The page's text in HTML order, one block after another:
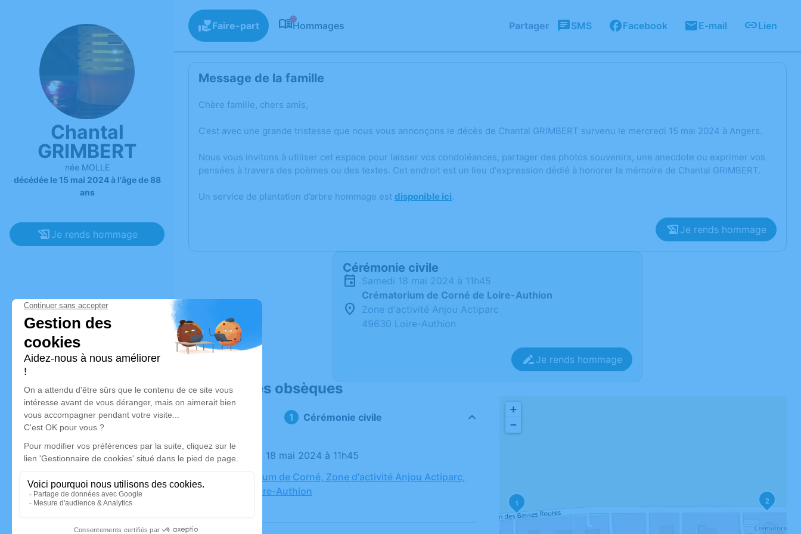
Chantal
GRIMBERT
née MOLLE
décédée le 15 mai 2024 à l'âge de 88
ans
Je rends hommage
Faire-part Hommages Partager SMS Facebook E-mail Lien
Message de la famille
Chère famille, chers amis,
C’est avec une grande tristesse que nous vous annonçons le décès de Chantal GRIMBERT survenu le mercredi 15 mai 2024 à Angers.
Nous vous invitons à utiliser cet espace pour laisser vos condoléances, partager des photos souvenirs, une anecdote ou exprimer vos
pensées à travers des poèmes ou des textes. Cet endroit est un lieu d'expression dédié à honorer la mémoire de Chantal GRIMBERT.
Un service de plantation d’arbre hommage est disponible ici.
Je rends hommage
Cérémonie civile
samedi 18 mai 2024 à 11h45
Crématorium de Corné de Loire-Authion
Zone d'activité Anjou Actiparc
49630 Loire-Authion
Je rends hommage
Déroulé des obsèques
Cérémonie civile
Le samedi 18 mai 2024 à 11h45
Crématorium de Corné, Zone d'activité Anjou Actiparc,
49630 Loire-Authion
1 2
+
−